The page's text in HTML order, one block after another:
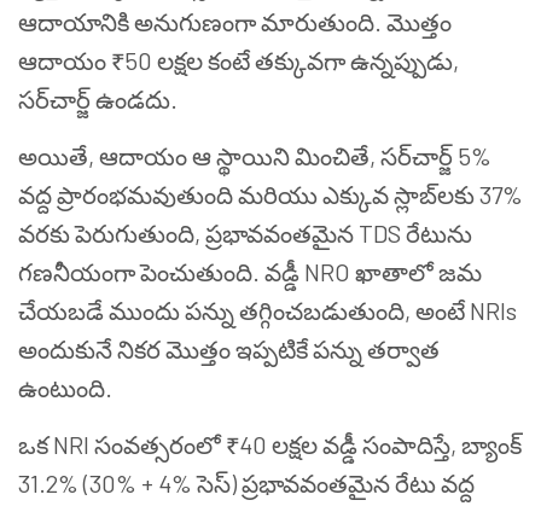
ఆదాయానికి అనుగుణంగా మారుతుంది. మొత్తం
ఆదాయం ₹50 లక్షల కంటే తక్కువగా ఉన్నప్పుడు,
సర్‌చార్జ్ ఉండదు.
అయితే, ఆదాయం ఆ స్థాయిని మించితే, సర్‌చార్జ్ 5%
వద్ద ప్రారంభమవుతుంది మరియు ఎక్కువ స్లాబ్‌లకు 37%
వరకు పెరుగుతుంది, ప్రభావవంతమైన TDS రేటును
గణనీయంగా పెంచుతుంది. వడ్డీ NRO ఖాతాలో జమ
చేయబడే ముందు పన్ను తగ్గించబడుతుంది, అంటే NRIs
అందుకునే నికర మొత్తం ఇప్పటికే పన్ను తర్వాత
ఉంటుంది.
ఒక NRI సంవత్సరంలో ₹40 లక్షల వడ్డీ సంపాదిస్తే, బ్యాంక్
31.2% (30% + 4% సెస్) ప్రభావవంతమైన రేటు వద్ద